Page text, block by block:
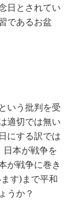
日とされてい
であるお盆
いう批判を受
適切では無い
にする訳では
日本が戦争を
が戦争に巻き
す)まで平和
うか？